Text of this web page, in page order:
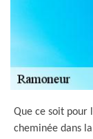
Que ce soit pour
cheminée dans